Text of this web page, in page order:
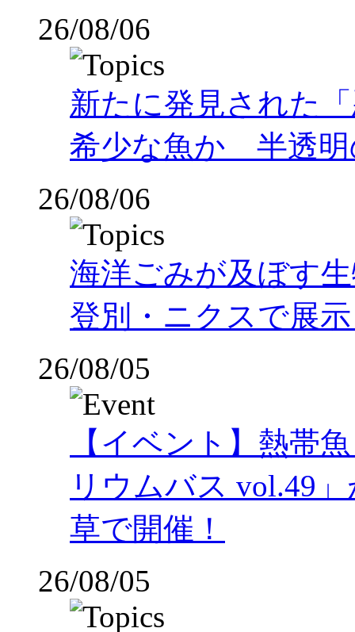
26/08/06
新たに発見された
希少な魚か 半透明
26/08/06
海洋ごみが及ぼす
登別・ニクスで展
26/08/05
【イベント】熱帯
リウムバス vol.49
草で開催！
26/08/05